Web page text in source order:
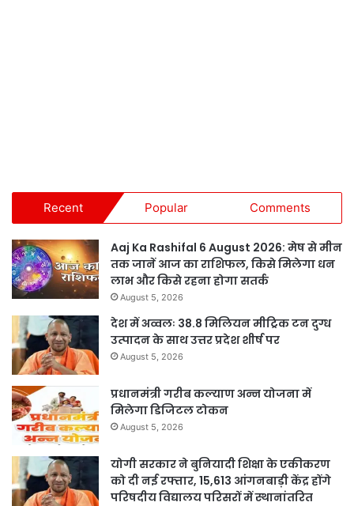
Recent Popular Comments
Aaj Ka Rashifal 6 August 2026: मेष से मीन
तक जानें आज का राशिफल, किसे मिलेगा धन
लाभ और किसे रहना होगा सतर्क
August 5, 2026
देश में अव्वलः 38.8 मिलियन मीट्रिक टन दुग्ध
उत्पादन के साथ उत्तर प्रदेश शीर्ष पर
August 5, 2026
प्रधानमंत्री गरीब कल्याण अन्न योजना में
मिलेगा डिजिटल टोकन
August 5, 2026
योगी सरकार ने बुनियादी शिक्षा के एकीकरण
को दी नई रफ्तार, 15,613 आंगनबाड़ी केंद्र होंगे
परिषदीय विद्यालय परिसरों में स्थानांतरित